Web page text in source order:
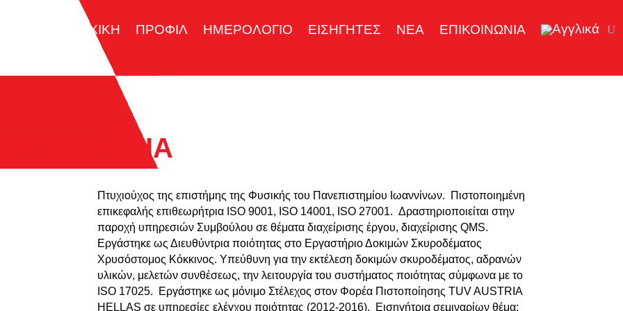
ΑΡΧΙΚΗ ΠΡΟΦΙΛ ΗΜΕΡΟΛΟΓΙΟ ΕΙΣΗΓΗΤΕΣ ΝΕΑ ΕΠΙΚΟΙΝΩΝΙΑ
ΜΑΡΙΑ
Πτυχιούχος της επιστήμης της Φυσικής του Πανεπιστημίου Ιωαννίνων. Πιστοποιημένη
επικεφαλής επιθεωρήτρια ISO 9001, ISO 14001, ISO 27001. Δραστηριοποιείται στην
παροχή υπηρεσιών Συμβούλου σε θέματα διαχείρισης έργου, διαχείρισης QMS.
Εργάστηκε ως Διευθύντρια ποιότητας στο Εργαστήριο Δοκιμών Σκυροδέματος
Χρυσόστομος Κόκκινος. Υπεύθυνη για την εκτέλεση δοκιμών σκυροδέματος, αδρανών
υλικών, μελετών συνθέσεως, την λειτουργία του συστήματος ποιότητας σύμφωνα με το
ISO 17025. Εργάστηκε ως μόνιμο Στέλεχος στον Φορέα Πιστοποίησης TUV AUSTRIA
HELLAS σε υπηρεσίες ελέγχου ποιότητας (2012-2016). Εισηγήτρια σεμιναρίων θέμα: